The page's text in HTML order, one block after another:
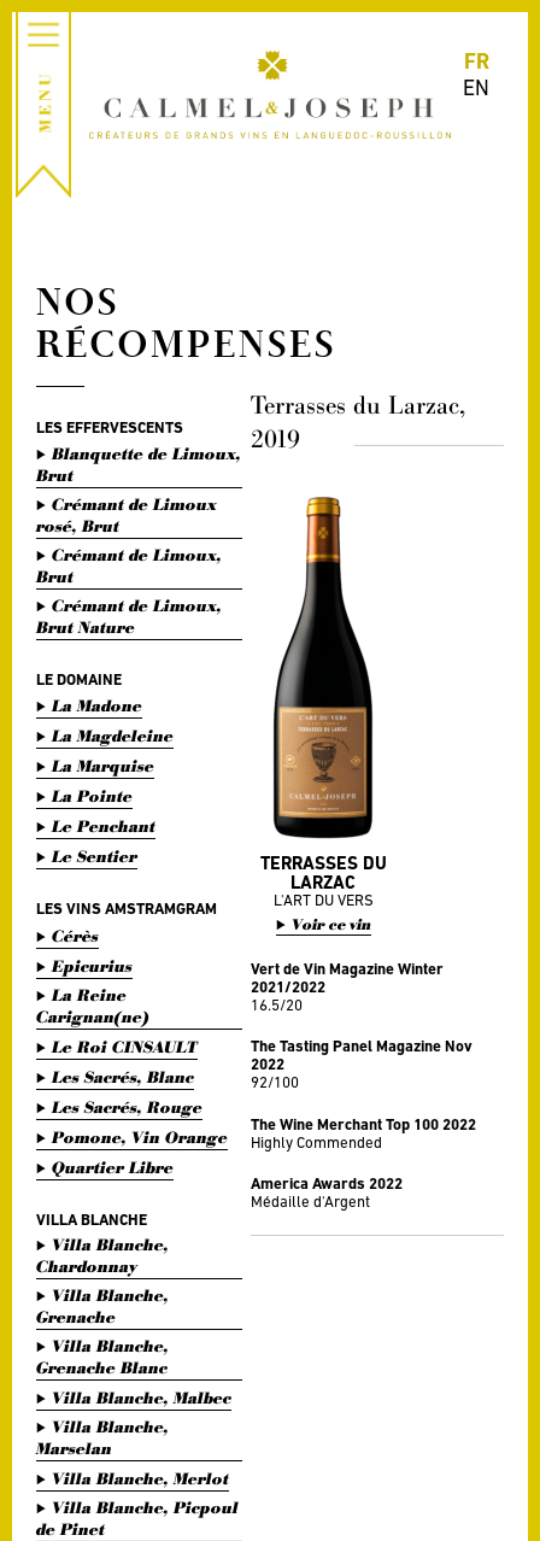
FR
EN
NOS
RÉCOMPENSES
LES EFFERVESCENTS
Blanquette de Limoux,
Brut
Crémant de Limoux
rosé, Brut
Crémant de Limoux,
Brut
Crémant de Limoux,
Brut Nature
LE DOMAINE
La Madone
La Magdeleine
La Marquise
La Pointe
Le Penchant
Le Sentier
LES VINS AMSTRAMGRAM
Cérès
Epicurius
La Reine
Carignan(ne)
Le Roi CINSAULT
Les Sacrés, Blanc
Les Sacrés, Rouge
Pomone, Vin Orange
Quartier Libre
VILLA BLANCHE
Villa Blanche,
Chardonnay
Villa Blanche,
Grenache
Villa Blanche,
Grenache Blanc
Villa Blanche, Malbec
Villa Blanche,
Marselan
Villa Blanche, Merlot
Villa Blanche, Picpoul
de Pinet
Terrasses du Larzac,
2019
TERRASSES DU
LARZAC
L'ART DU VERS
Voir ce vin
Vert de Vin Magazine Winter
2021/2022
16.5/20
The Tasting Panel Magazine Nov
2022
92/100
The Wine Merchant Top 100 2022
Highly Commended
America Awards 2022
Médaille d'Argent